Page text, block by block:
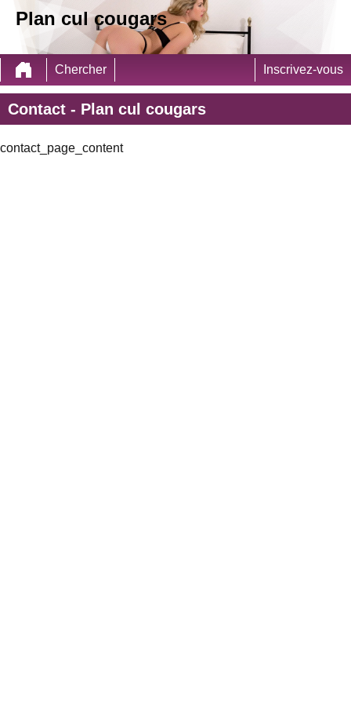
Plan cul cougars
Chercher Inscrivez-vous
Contact - Plan cul cougars
contact_page_content